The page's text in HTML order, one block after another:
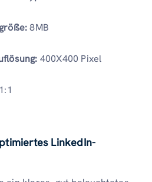
8MB
400X400 Pixel
1:1
LinkedIn-